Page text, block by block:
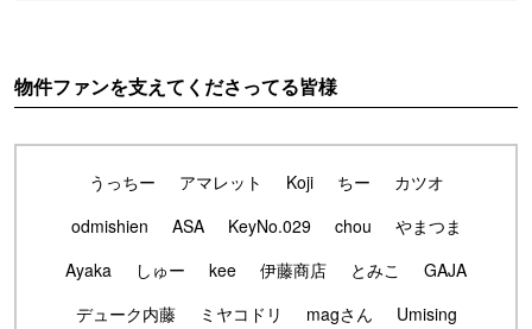
物件ファンを支えてくださってる皆様
うっちー アマレット Koji ちー
カツオ
odmishien
ASA KeyNo.029 chou
やまつま
Ayaka
しゅー kee 伊藤商店 とみこ
GAJA
デューク内藤
ミヤコドリ magさん
Umising